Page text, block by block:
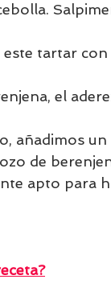
tartar con
el
añadimos
de
apto para